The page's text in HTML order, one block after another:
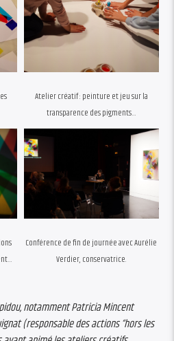
Atelier créatif : peinture et jeu sur la
Conférence de fin de journée avec Aurélie
notamment Patricia Mincent
(responsable des actions “hors les